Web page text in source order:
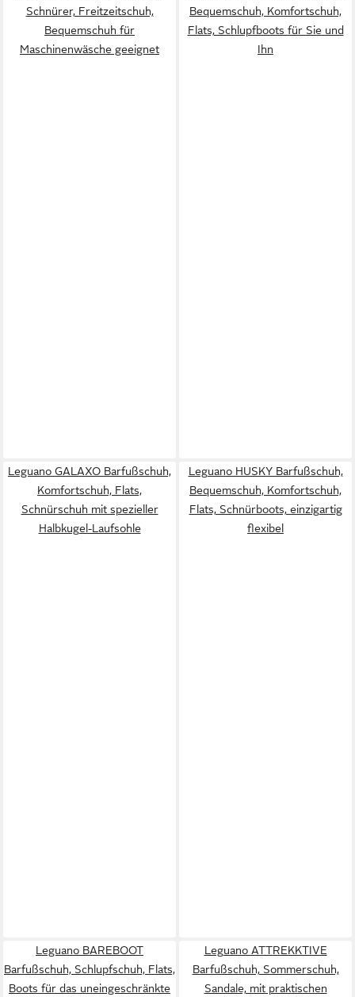
Schnürer, Freitzeitschuh,
Bequemschuh für
Maschinenwäsche geeignet
Bequemschuh, Komfortschuh,
Flats, Schlupfboots für Sie und
Ihn
Leguano GALAXO Barfußschuh,
Komfortschuh, Flats,
Schnürschuh mit spezieller
Halbkugel-Laufsohle
Leguano HUSKY Barfußschuh,
Bequemschuh, Komfortschuh,
Flats, Schnürboots, einzigartig
flexibel
Leguano BAREBOOT
Barfußschuh, Schlupfschuh, Flats,
Boots für das uneingeschränkte
Leguano ATTREKKTIVE
Barfußschuh, Sommerschuh,
Sandale, mit praktischen